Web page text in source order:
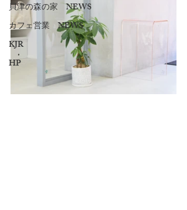
貝津の森の家 NEWS
カフェ営業 NEWS
KJR
HP